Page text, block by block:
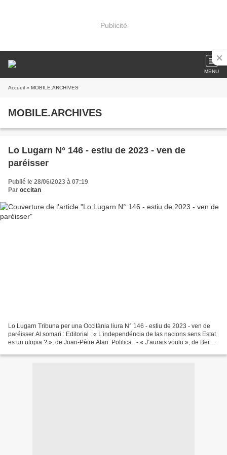
Publicité
MENU
Accueil » MOBILE.ARCHIVES
MOBILE.ARCHIVES
Lo Lugarn N° 146 - estiu de 2023 - ven de
paréisser
Publié le 28/06/2023 à 07:19
Par occitan
Lo Lugarn Tribuna per una Occitània liura N° 146 - estiu de 2023 - ven de
paréisser Al somari : Editorial : « L’independéncia de las nacions sens Estat
es un utopia ? », de Joan-Pèire Alari. Politica : - « J’aurais voulu », de Bernat